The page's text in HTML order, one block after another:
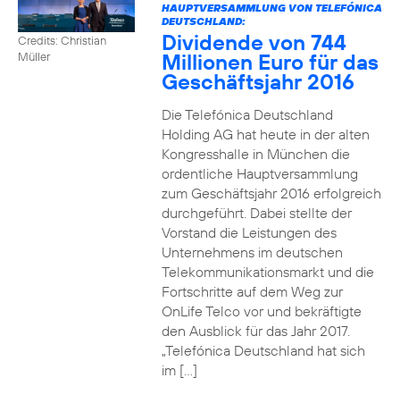
Credits: Christian
Müller
HAUPTVERSAMMLUNG VON TELEFÓNICA
DEUTSCHLAND:
Dividende von 744
Millionen Euro für das
Geschäftsjahr 2016
Die Telefónica Deutschland
Holding AG hat heute in der alten
Kongresshalle in München die
ordentliche Hauptversammlung
zum Geschäftsjahr 2016 erfolgreich
durchgeführt. Dabei stellte der
Vorstand die Leistungen des
Unternehmens im deutschen
Telekommunikationsmarkt und die
Fortschritte auf dem Weg zur
OnLife Telco vor und bekräftigte
den Ausblick für das Jahr 2017.
„Telefónica Deutschland hat sich
im […]